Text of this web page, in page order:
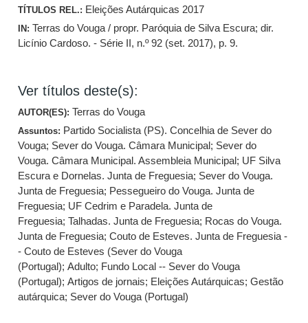
TÍTULOS REL.: Eleições Autárquicas 2017
IN: Terras do Vouga / propr. Paróquia de Silva Escura; dir.
Licínio Cardoso. - Série II, n.º 92 (set. 2017), p. 9.
Ver títulos deste(s):
AUTOR(ES): Terras do Vouga
Assuntos: Partido Socialista (PS). Concelhia de Sever do
Vouga; Sever do Vouga. Câmara Municipal; Sever do
Vouga. Câmara Municipal. Assembleia Municipal; UF Silva
Escura e Dornelas. Junta de Freguesia; Sever do Vouga.
Junta de Freguesia; Pessegueiro do Vouga. Junta de
Freguesia; UF Cedrim e Paradela. Junta de
Freguesia;Talhadas. Junta de Freguesia; Rocas do Vouga.
Junta de Freguesia;Couto de Esteves. Junta de Freguesia -
- Couto de Esteves (Sever do Vouga
(Portugal);Adulto; Fundo Local -- Sever do Vouga
(Portugal);Artigos de jornais; Eleições Autárquicas;Gestão
autárquica; Sever do Vouga (Portugal)